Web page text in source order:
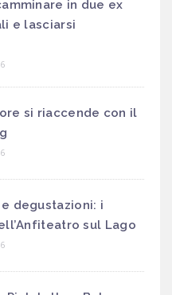
in due ex
e lasciarsi
si riaccende con il
degustazioni: i
sul Lago